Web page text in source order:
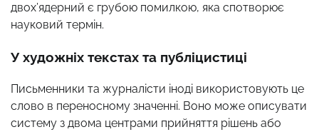
двох’ядерний є грубою помилкою, яка спотворює
науковий термін.
У художніх текстах та публіцистиці
Письменники та журналісти іноді використовують це
слово в переносному значенні. Воно може описувати
систему з двома центрами прийняття рішень або